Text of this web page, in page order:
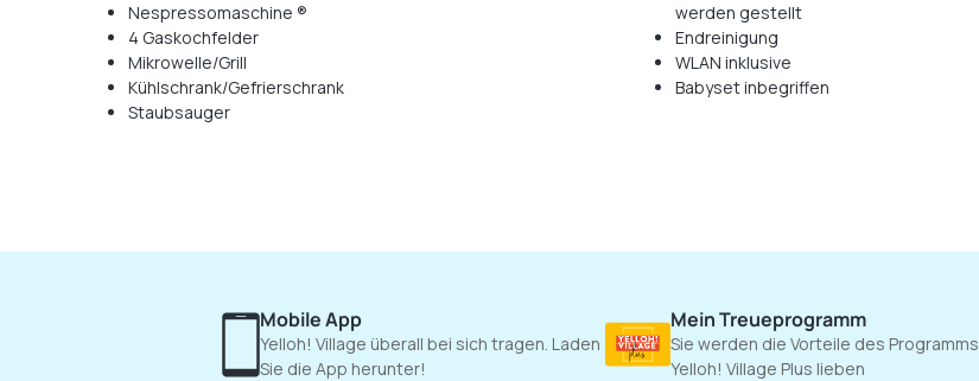
Nespressomaschine ®
4 Gaskochfelder
Mikrowelle/Grill
Kühlschrank/Gefrierschrank
Staubsauger
werden gestellt
Endreinigung
WLAN inklusive
Babyset inbegriffen
Mobile App
Yelloh! Village überall bei sich tragen. Laden
Sie die App herunter!
Mein Treueprogramm
Sie werden die Vorteile des Programms
Yelloh! Village Plus lieben